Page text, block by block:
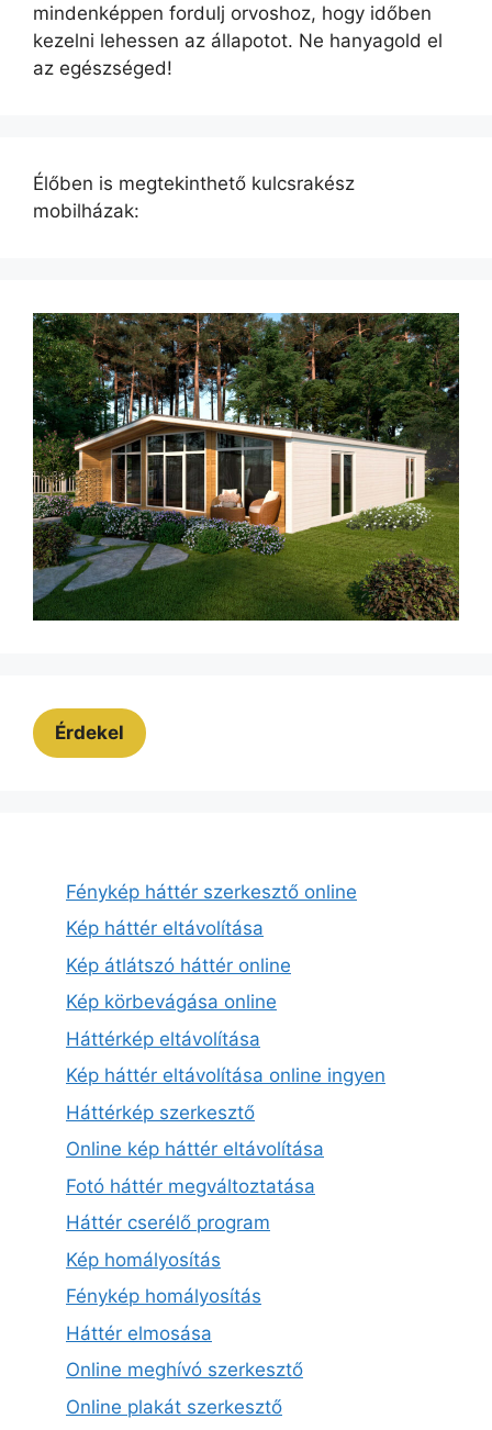
mindenképpen fordulj orvoshoz, hogy időben
kezelni lehessen az állapotot. Ne hanyagold el
az egészséged!
Élőben is megtekinthető kulcsrakész
mobilházak:
Érdekel
Fénykép háttér szerkesztő online
Kép háttér eltávolítása
Kép átlátszó háttér online
Kép körbevágása online
Háttérkép eltávolítása
Kép háttér eltávolítása online ingyen
Háttérkép szerkesztő
Online kép háttér eltávolítása
Fotó háttér megváltoztatása
Háttér cserélő program
Kép homályosítás
Fénykép homályosítás
Háttér elmosása
Online meghívó szerkesztő
Online plakát szerkesztő